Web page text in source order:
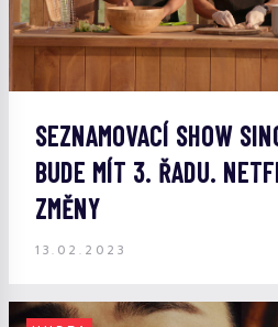
SEZNAMOVACÍ SHOW
BUDE MÍT 3. ŘADU.
ZMĚNY
13.02.2023